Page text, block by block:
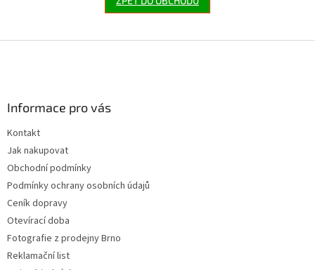
Informace pro vás
Kontakt
Jak nakupovat
Obchodní podmínky
Podmínky ochrany osobních údajů
Ceník dopravy
Otevírací doba
Fotografie z prodejny Brno
Reklamační list